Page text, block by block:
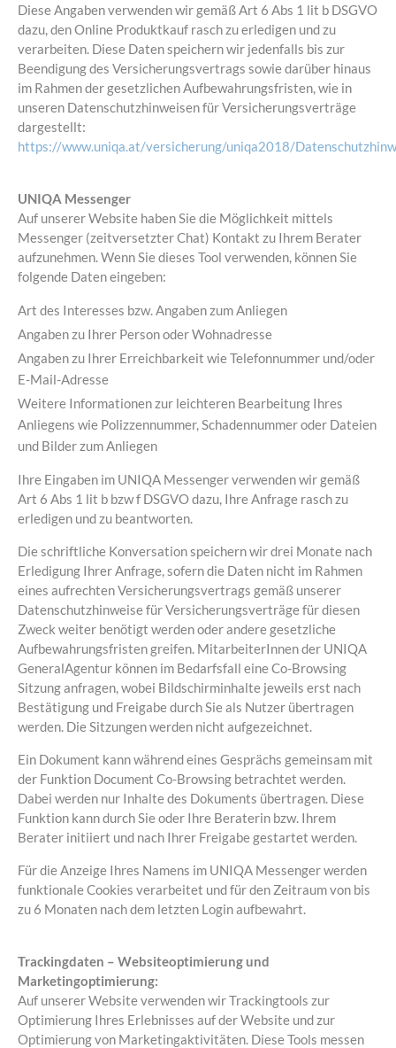
Diese Angaben verwenden wir gemäß Art 6 Abs 1 lit b DSGVO
dazu, den Online Produktkauf rasch zu erledigen und zu
verarbeiten. Diese Daten speichern wir jedenfalls bis zur
Beendigung des Versicherungsvertrags sowie darüber hinaus
im Rahmen der gesetzlichen Aufbewahrungsfristen, wie in
unseren Datenschutzhinweisen für Versicherungsverträge
dargestellt:
https://www.uniqa.at/versicherung/uniqa2018/
UNIQA Messenger
Auf unserer Website haben Sie die Möglichkeit mittels
Messenger (zeitversetzter Chat) Kontakt zu Ihrem Berater
aufzunehmen. Wenn Sie dieses Tool verwenden, können Sie
folgende Daten eingeben:
Art des Interesses bzw. Angaben zum Anliegen
Angaben zu Ihrer Person oder Wohnadresse
Angaben zu Ihrer Erreichbarkeit wie Telefonnummer und/oder
E-Mail-Adresse
Weitere Informationen zur leichteren Bearbeitung Ihres
Anliegens wie Polizzennummer, Schadennummer oder Dateien
und Bilder zum Anliegen
Ihre Eingaben im UNIQA Messenger verwenden wir gemäß
Art 6 Abs 1 lit b bzw f DSGVO dazu, Ihre Anfrage rasch zu
erledigen und zu beantworten.
Die schriftliche Konversation speichern wir drei Monate nach
Erledigung Ihrer Anfrage, sofern die Daten nicht im Rahmen
eines aufrechten Versicherungsvertrags gemäß unserer
Datenschutzhinweise für Versicherungsverträge für diesen
Zweck weiter benötigt werden oder andere gesetzliche
Aufbewahrungsfristen greifen. MitarbeiterInnen der UNIQA
GeneralAgentur können im Bedarfsfall eine Co-Browsing
Sitzung anfragen, wobei Bildschirminhalte jeweils erst nach
Bestätigung und Freigabe durch Sie als Nutzer übertragen
werden. Die Sitzungen werden nicht aufgezeichnet.
Ein Dokument kann während eines Gesprächs gemeinsam mit
der Funktion Document Co-Browsing betrachtet werden.
Dabei werden nur Inhalte des Dokuments übertragen. Diese
Funktion kann durch Sie oder Ihre Beraterin bzw. Ihrem
Berater initiiert und nach Ihrer Freigabe gestartet werden.
Für die Anzeige Ihres Namens im UNIQA Messenger werden
funktionale Cookies verarbeitet und für den Zeitraum von bis
zu 6 Monaten nach dem letzten Login aufbewahrt.
Trackingdaten – Websiteoptimierung und
Marketingoptimierung:
Auf unserer Website verwenden wir Trackingtools zur
Optimierung Ihres Erlebnisses auf der Website und zur
Optimierung von Marketingaktivitäten. Diese Tools messen